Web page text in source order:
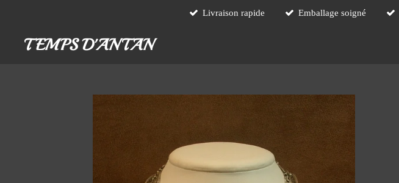
contenu
Livraison rapide Emballage soigné
TEMPS D'ANTAN